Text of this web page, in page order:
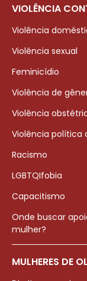
VIOLÊNCIA
Violência
Violência sexual
Feminicídio
Violência de
Violência
Violência política
Racismo
LGBTQIfobia
Capacitismo
Onde buscar
mulher?
MULHERES DE